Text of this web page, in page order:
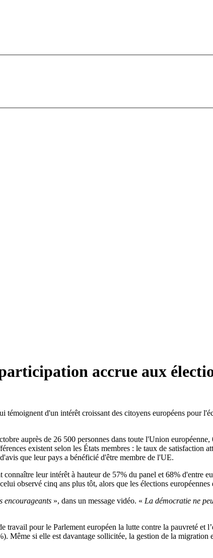
accrue aux
témoignent d'un intérêt croissant des citoyens européens pour
auprès de 26 500 personnes dans toute l'Union
existent selon les États membres : le taux de satisfaction
que leur pays a bénéficié d'être membre de l'UE.
leur intérêt à hauteur de 57% du panel et 68% d'entre
observé cinq ans plus tôt, alors que les élections
encourageants », dans un message vidéo. « La démocratie ne
travail pour le Parlement européen la lutte contre la pauvreté
Même si elle est davantage sollicitée, la gestion de la